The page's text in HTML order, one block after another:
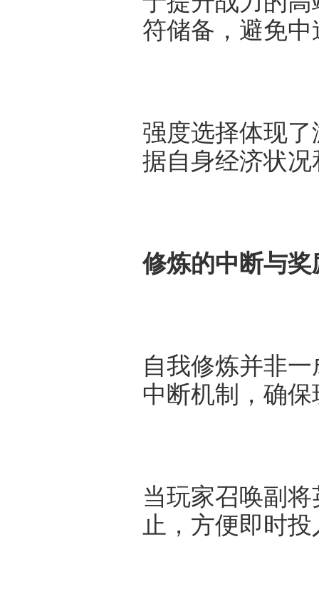
符储备，避免
强度选择体现
据自身经济状
修炼的中断与奖
自我修炼并非
中断机制，确
当玩家召唤副
止，方便即时